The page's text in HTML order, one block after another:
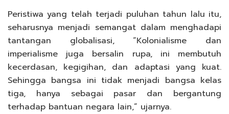
Peristiwa yang telah terjadi puluhan tahun lalu itu,
seharusnya menjadi semangat dalam menghadapi
tantangan globalisasi, “Kolonialisme dan
imperialisme juga bersalin rupa, ini membutuh
kecerdasan, kegigihan, dan adaptasi yang kuat.
Sehingga bangsa ini tidak menjadi bangsa kelas
tiga, hanya sebagai pasar dan bergantung
terhadap bantuan negara lain,” ujarnya.